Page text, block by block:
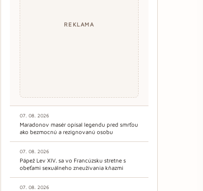
REKLAMA
07. 08. 2026
Maradonov masér opísal legendu pred smrťou
ako bezmocnú a rezignovanú osobu
07. 08. 2026
Pápež Lev XIV. sa vo Francúzsku stretne s
obeťami sexuálneho zneužívania kňazmi
07. 08. 2026